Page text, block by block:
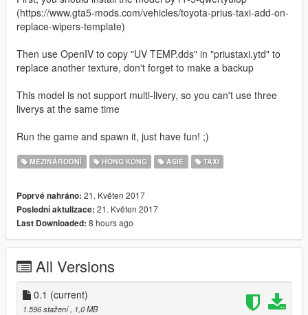
(https://www.gta5-mods.com/vehicles/toyota-prius-taxi-add-on-
replace-wipers-template)
Then use OpenIV to copy "UV TEMP.dds" in "priustaxi.ytd" to
replace another texture, don't forget to make a backup
This model is not support multi-livery, so you can't use three
liverys at the same time
Run the game and spawn it, just have fun! ;)
MEZINÁRODNÍ HONG KONG ASIE TAXI
Poprvé nahráno: 21. Květen 2017
Poslední aktulizace: 21. Květen 2017
Last Downloaded: 8 hours ago
All Versions
0.1 (current)
1.596 stažení , 1,0 MB